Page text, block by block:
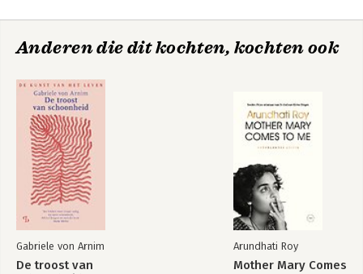
Anderen die dit kochten, kochten ook
Gabriele von Arnim
De troost van
Arundhati Roy
Mother Mary Comes